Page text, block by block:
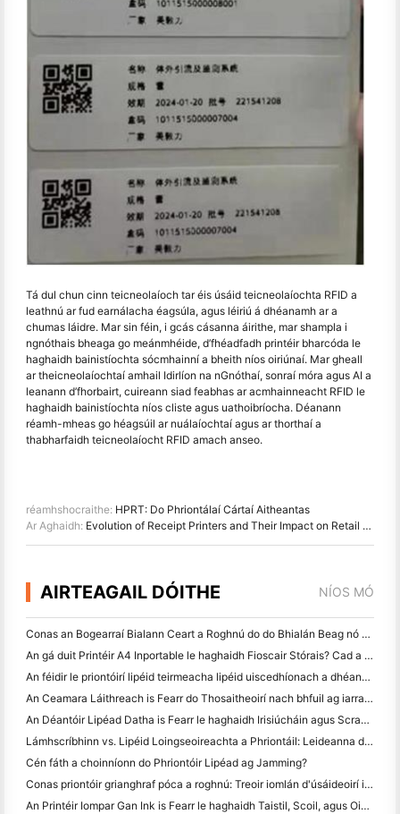
Tá dul chun cinn teicneolaíoch tar éis úsáid teicneolaíochta RFID a
leathnú ar fud earnálacha éagsúla, agus léiriú á dhéanamh ar a
chumas láidre. Mar sin féin, i gcás cásanna áirithe, mar shampla i
ngnóthais bheaga go meánmhéide, d’fhéadfadh printéir bharcóda le
haghaidh bainistíochta sócmhainní a bheith níos oiriúnaí. Mar gheall
ar theicneolaíochtaí amhail Idirlíon na nGnóthaí, sonraí móra agus AI a
leanann d’fhorbairt, cuireann siad feabhas ar acmhainneacht RFID le
haghaidh bainistíochta níos cliste agus uathoibríocha. Déanann
réamh-mheas go héagsúil ar nuálaíochtaí agus ar thorthaí a
thabharfaidh teicneolaíocht RFID amach anseo.
réamhshocraithe: HPRT: Do Phriontálaí Cártaí Aitheantas
Ar Aghaidh: Evolution of Receipt Printers and Their Impact on Retail Businesses
AIRTEAGAIL DÓITHE NÍOS MÓ
Conas an Bogearraí Bialann Ceart a Roghnú do do Bhialán Beag nó Meánmhéide
An gá duit Printéir A4 Inportable le haghaidh Fioscair Stórais? Cad a Oibríonn i ndáiríre
An féidir le priontóirí lipéid teirmeacha lipéid uiscedhíonach a dhéanamh do tháirgí gnó beag?
An Ceamara Láithreach is Fearr do Thosaitheoirí nach bhfuil ag iarraidh páipéar a chaitheamh
An Déantóir Lipéad Datha is Fearr le haghaidh Irisiúcháin agus Scrapbooking: Cuir Tuilleadh Datha le Gach Leathanach
Lámhscríbhinn vs. Lipéid Loingseoireachta a Phriontáil: Leideanna do Ghnólachtaí Beaga in 2026
Cén fáth a choinníonn do Phriontóir Lipéad ag Jamming?
Conas priontóir grianghraf póca a roghnú: Treoir iomlán d'úsáideoirí iris, taistil agus iPhone
An Printéir Iompar Gan Ink is Fearr le haghaidh Taistil, Scoil, agus Oibre Soghluaiste: Athbhreithniú Hanin MT620 Pro